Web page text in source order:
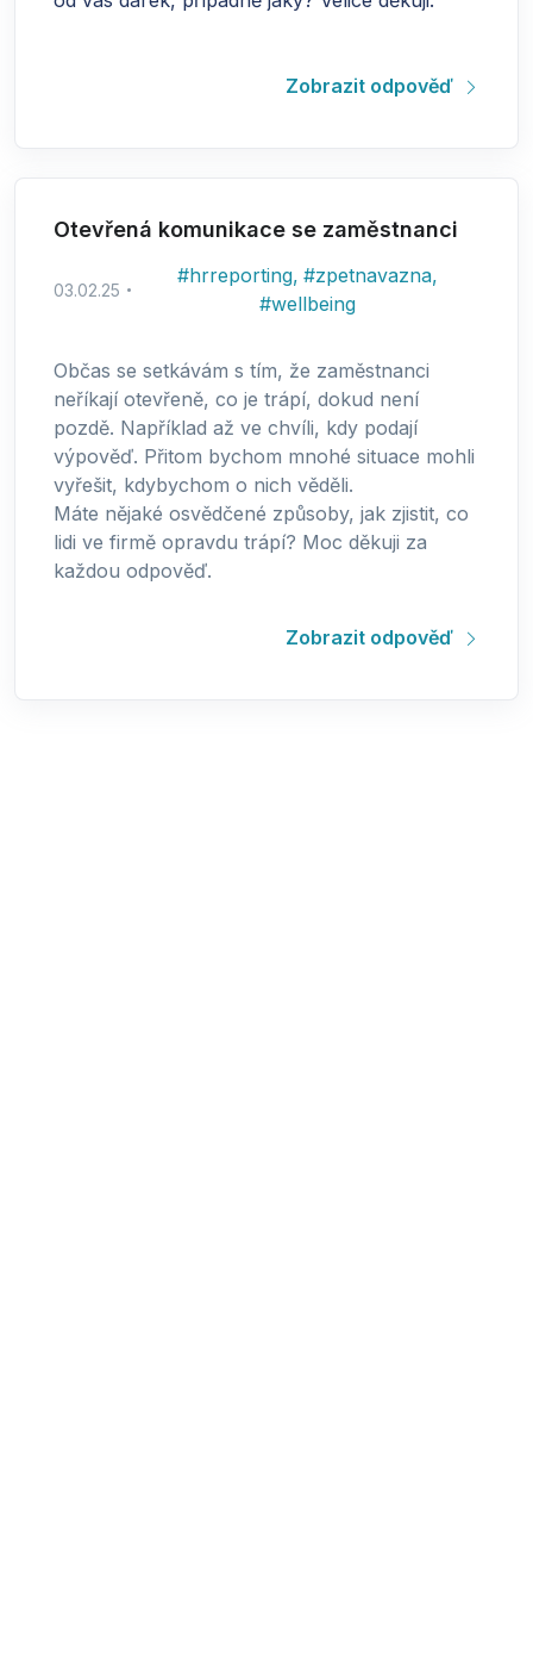
Zobrazit odpověď
Otevřená komunikace se zaměstnanci
03.02.25
#hrreporting, #zpetnavazna,
#wellbeing
Občas se setkávám s tím, že zaměstnanci
neříkají otevřeně, co je trápí, dokud není
pozdě. Například až ve chvíli, kdy podají
výpověď. Přitom bychom mnohé situace mohli
vyřešit, kdybychom o nich věděli.
Máte nějaké osvědčené způsoby, jak zjistit, co
lidi ve firmě opravdu trápí? Moc děkuji za
každou odpověď.
Zobrazit odpověď